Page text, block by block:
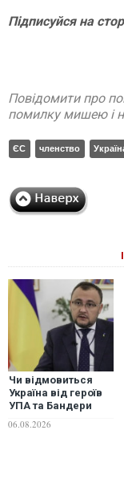
Підписуйся на
Повідомити про
помилку мишею і
ЄС членство
Чи відмовиться
Україна від героїв
УПА та Бандери
Польщі відповів на
06.08.2026